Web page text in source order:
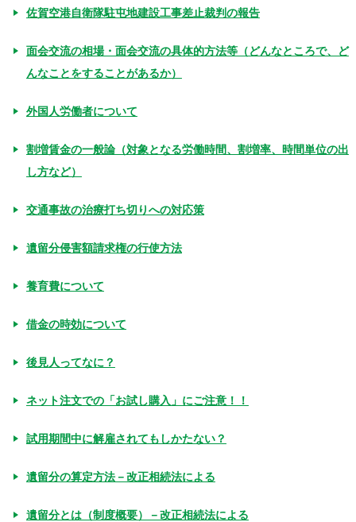
佐賀空港自衛隊駐屯地建設工事差止裁判の報告
面会交流の相場・面会交流の具体的方法等（どんなところで、ど
んなことをすることがあるか）
外国人労働者について
割増賃金の一般論（対象となる労働時間、割増率、時間単位の出
し方など）
交通事故の治療打ち切りへの対応策
遺留分侵害額請求権の行使方法
養育費について
借金の時効について
後見人ってなに？
ネット注文での「お試し購入」にご注意！！
試用期間中に解雇されてもしかたない？
遺留分の算定方法－改正相続法による
遺留分とは（制度概要）－改正相続法による